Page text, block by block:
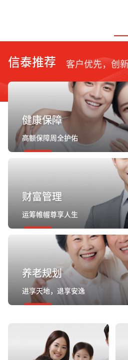
信泰推荐 客户优先，创
健康保障
高额保障周全护佑
财富管理
运筹帷幄尊享人生
养老规划
进享天地，退享安逸